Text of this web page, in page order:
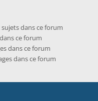
dans ce forum
ce forum
dans ce forum
dans ce forum